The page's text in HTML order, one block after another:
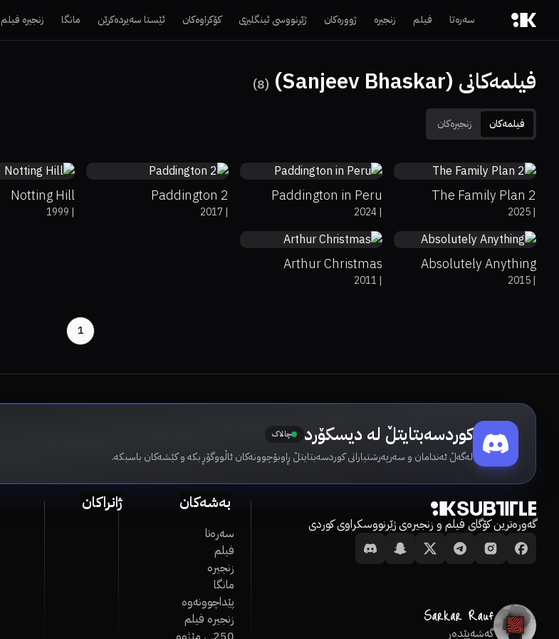
سەرەتا فیلم زنجیرە ژوورەکان ژێرنووسی ئینگلیزی کۆکراوەکان ئێستا سەیردەکرێن مانگا زنجیرە فیلم
فیلمەکانی (Sanjeev Bhaskar) (
8
)
فیلمەکان زنجیرەکان 5.6
0%
38%
The Family Plan 2
|
2025
Paddington in Peru
|
2024
Paddington 2
|
2017
Notting Hill
|
1999
6
20%
31%
Absolutely Anything
|
2015
7.1
92%
69%
Arthur Christmas
|
2011
1
کوردسەبتایتڵ لە دیسکۆرد چالاک
لەگەڵ ئەندامان و سەرپەرشتیارانی کوردسەبتایتڵ ڕاوبۆچوونەکان ئاڵووگۆڕ بکە و کێشەکان باسبکە.
گەورەترین کۆگای فیلم و زنجیرەی ژێرنووسکراوی کوردی
گەشەپێدەر
بەشەکان
سەرەتا
فیلم
زنجیرە
مانگا
پێداچوونەوە
زنجیرە فیلم
ژانراکان